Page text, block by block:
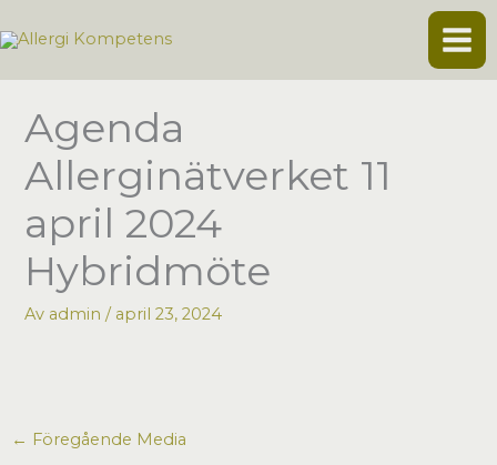
till
Agenda
Allerginätverket 11
april 2024
Hybridmöte
Av admin/ april 23, 2024
← Föregående Media